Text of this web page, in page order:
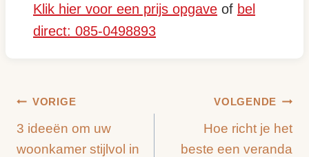
Klik hier voor een prijs opgave of bel
direct: 085-0498893
Bericht
navigatie
VORIGE
3 ideeën om uw
woonkamer stijlvol in
VOLGENDE
Hoe richt je het
beste een veranda